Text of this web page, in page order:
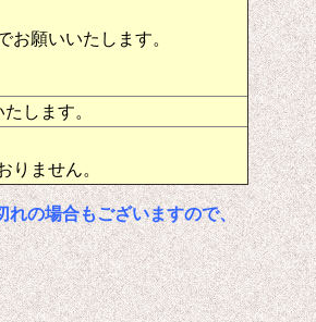
お願いいたします。
します。
りません。
の場合もございますので、